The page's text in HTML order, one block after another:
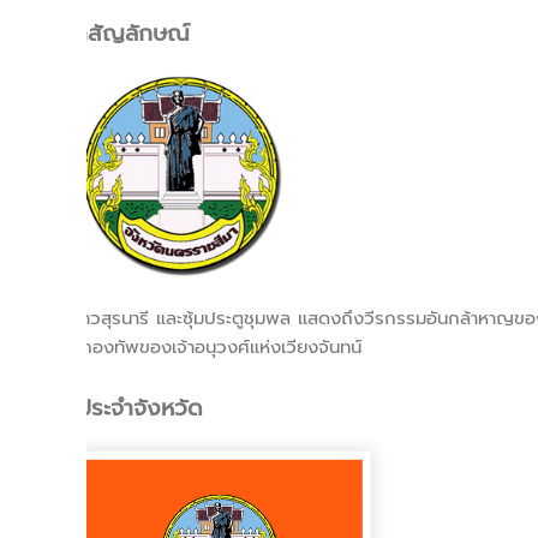
ตราสัญลักษณ์
รูปท้าวสุรนารี และซุ้มประตูชุมพล แสดงถึงวีรกรรมอันกล้าหาญข
จากกองทัพของเจ้าอนุวงศ์แห่งเวียงจันทน์
ธงประจำจังหวัด